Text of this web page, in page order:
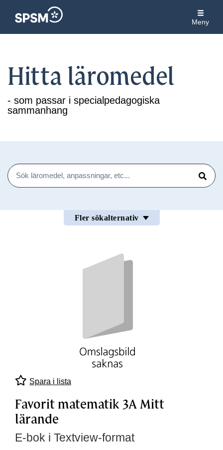
Meny
Hitta läromedel
- som passar i specialpedagogiska
sammanhang
Sök
Sök
Fler sökalternativ
Spara i lista
Favorit matematik 3A Mitt
lärande
E-bok i Textview-format